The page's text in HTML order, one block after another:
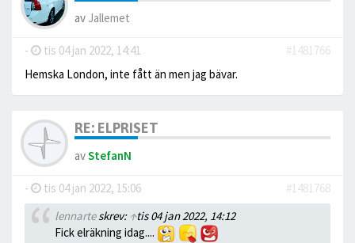
av Jallemet
- tis 04 jan 2022, 14:41
#1481766
Hemska London, inte fått än men jag bävar.
RE: ELPRISET
avStefanN
- tis 04 jan 2022, 15:06
#1481768
lennarteskrev: ↑tis 04 jan 2022, 14:12
Fick elräkning idag....